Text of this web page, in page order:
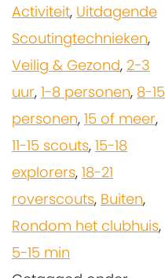
Activiteit, Uitdagende
Scoutingtechnieken,
Veilig & Gezond, 2-3
uur, 1-8 personen, 8-15
personen, 15 of meer,
11-15 scouts, 15-18
explorers, 18-21
roverscouts, Buiten,
Rondom het clubhuis,
5-15 min